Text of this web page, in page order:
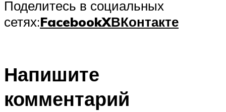
Поделитесь в социальных
сетях:FacebookXВКонтакте
Напишите
комментарий